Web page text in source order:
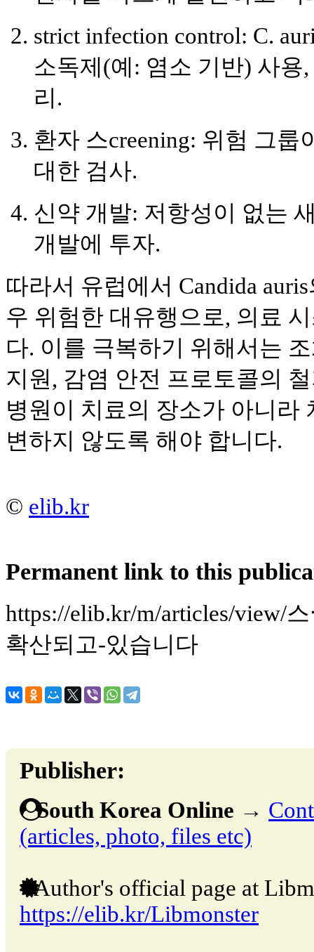
strict infection control: C.
소독제(예: 염소 기반) 사
리.
환자 스creening: 위험 그룹
대한 검사.
신약 개발: 저항성이 없는
개발에 투자.
따라서 유럽에서 Candida
우 위험한 대유행으로, 의료
다. 이를 극복하기 위해서는
지원, 감염 안전 프로토콜의
병원이 치료의 장소가 아니라
변하지 않도록 해야 합니다.
© elib.kr
Permanent link to this
https://elib.kr/m/articles/view/
확산되고-있습니다
Publisher:
South Korea Online →
(articles, photo, files etc)
Author's official page at
https://elib.kr/Libmonster